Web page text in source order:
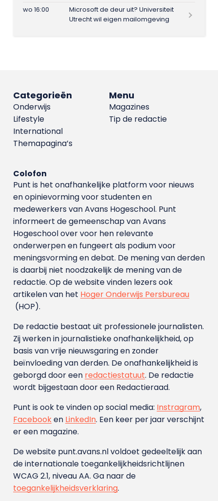
wo 16:00
Microsoft de deur uit? Universiteit
Utrecht wil eigen mailomgeving
Menu
Magazines
Tip de redactie
Categorieën
Onderwijs
Lifestyle
International
Themapagina’s
Colofon
Punt is het onafhankelijke platform voor nieuws
en opinievorming voor studenten en
medewerkers van Avans Hoge­school. Punt
informeert de gemeenschap van Avans
Hogeschool over voor hen relevante
onderwerpen en fungeert als podium voor
meningsvorming en debat. De mening van derden
is daarbij niet noodzakelijk de mening van de
redactie. Op de website vinden lezers ook
artikelen van het Hoger Onderwijs Persbureau
(HOP).
De redactie bestaat uit professionele journalisten.
Zij werken in journalistieke onafhankelijkheid, op
basis van vrije nieuwsgaring en zonder
beïnvloeding van derden. De onafhankelijkheid is
geborgd door een redactiestatuut. De redactie
wordt bijgestaan door een Redactieraad.
Punt is ook te vinden op social media: Instragram,
Facebooken LinkedIn. Een keer per jaar verschijnt
er een magazine.
De website punt.avans.nl voldoet gedeeltelijk aan
de internationale toegankelijkheidsrichtlijnen
WCAG 2.1, niveau AA. Ga naar de
toegankelijkheidsverklaring.